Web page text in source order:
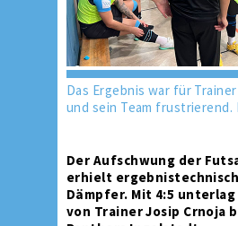
Das Ergebnis war für
und sein Team frustrierend.
Der Aufschwung der
erhielt
Dämpfer. Mit 4:5 unterlag
von Trainer Josip Crnoja